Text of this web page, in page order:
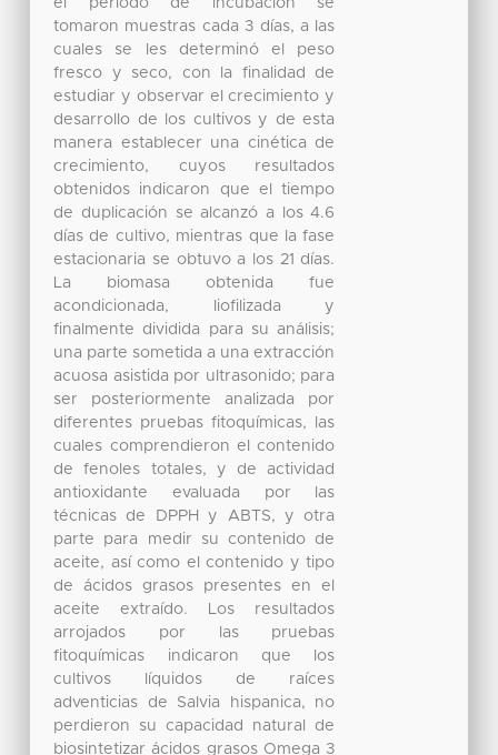
el periodo de incubación se
tomaron muestras cada 3 días, a las
cuales se les determinó el peso
fresco y seco, con la finalidad de
estudiar y observar el crecimiento y
desarrollo de los cultivos y de esta
manera establecer una cinética de
crecimiento, cuyos resultados
obtenidos indicaron que el tiempo
de duplicación se alcanzó a los 4.6
días de cultivo, mientras que la fase
estacionaria se obtuvo a los 21 días.
La biomasa obtenida fue
acondicionada, liofilizada y
finalmente dividida para su análisis;
una parte sometida a una extracción
acuosa asistida por ultrasonido; para
ser posteriormente analizada por
diferentes pruebas fitoquímicas, las
cuales comprendieron el contenido
de fenoles totales, y de actividad
antioxidante evaluada por las
técnicas de DPPH y ABTS, y otra
parte para medir su contenido de
aceite, así como el contenido y tipo
de ácidos grasos presentes en el
aceite extraído. Los resultados
arrojados por las pruebas
fitoquímicas indicaron que los
cultivos líquidos de raíces
adventicias de Salvia hispanica, no
perdieron su capacidad natural de
biosintetizar ácidos grasos Omega 3